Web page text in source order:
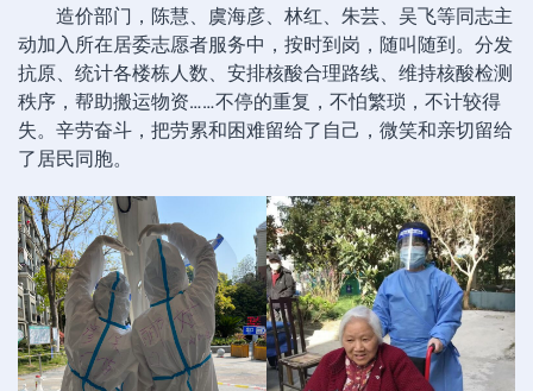
造价部门，陈慧、虞海彦、林红、朱芸、吴飞等同志主
动加入所在居委志愿者服务中，按时到岗，随叫随到。分发
抗原、统计各楼栋人数、安排核酸合理路线、维持核酸检测
秩序，帮助搬运物资……不停的重复，不怕繁琐，不计较得
失。辛劳奋斗，把劳累和困难留给了自己，微笑和亲切留给
了居民同胞。